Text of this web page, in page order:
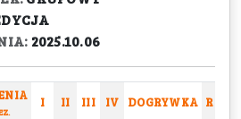
2025.10.06
I II III IV DOGRYWKA